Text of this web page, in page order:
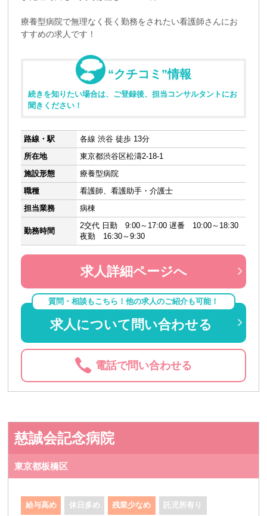
療養型病院で無理なく長く勤務をされたい看護師さんにお
すすめの求人です！
“クチコミ”情報
続きを知りたい場合は、ご登録後、担当コンサルタントにお
聞きください！
路線・駅
各線 渋谷 徒歩 13分
所在地
東京都渋谷区松濤2-18-1
施設形態
療養型病院
職種
看護師、看護助手・介護士
担当業務
病棟
勤務時間
2交代 日勤 9:00～17:00 遅番 10:00～18:30
夜勤 16:30～9:30
求人詳細ページへ
質問・相談もこちら！他の求人のご紹介も可能！
求人について問い合わせる
電話で問い合わせる
慈誠会記念病院
東京都板橋区
給与高め 休日多め 残業少なめ 託児所有り